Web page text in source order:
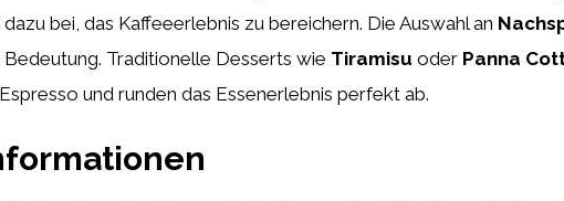
bei, das Kaffeeerlebnis zu bereichern. Die Auswahl an
Traditionelle Desserts wie Tiramisu oder Panna
und runden das Essenerlebnis perfekt ab.